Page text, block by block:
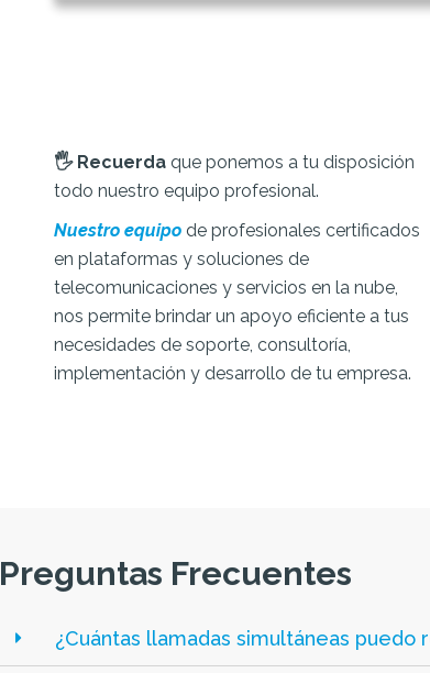
🖐️ Recuerda que ponemos a tu disposición
todo nuestro equipo profesional.
Nuestro equipo de profesionales certificados
en plataformas y soluciones de
telecomunicaciones y servicios en la nube,
nos permite brindar un apoyo eficiente a tus
necesidades de soporte, consultoría,
implementación y desarrollo de tu empresa.
Preguntas Frecuentes
¿Cuántas llamadas simultáneas puedo